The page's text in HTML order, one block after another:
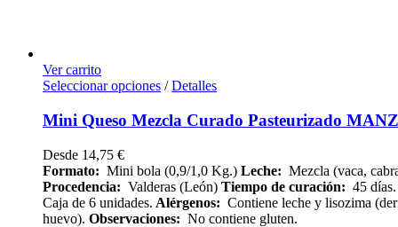
Ver carrito
Seleccionar opciones / Detalles
Mini Queso Mezcla Curado Pasteurizado
Desde 14,75 €
Formato: Mini bola (0,9/1,0 Kg.) Leche: Mezcla (vaca,
Procedencia: Valderas (León) Tiempo de curación: 45 días.
Caja de 6 unidades. Alérgenos: Contiene leche y lisozima
huevo). Observaciones: No contiene gluten.